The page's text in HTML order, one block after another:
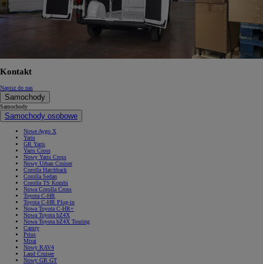
Kontakt
Napisz do nas
Samochody
Samochody
Samochody osobowe
Nowe Aygo X
Yaris
GR Yaris
Yaris Cross
Nowy Yaris Cross
Nowy Urban Cruiser
Corolla Hatchback
Corolla Sedan
Corolla TS Kombi
Nowa Corolla Cross
Toyota C-HR
Toyota C-HR Plug-in
Nowa Toyota C-HR+
Nowa Toyota bZ4X
Nowa Toyota bZ4X Touring
Camry
Prius
Mirai
Nowy RAV4
Land Cruiser
Nowy GR GT